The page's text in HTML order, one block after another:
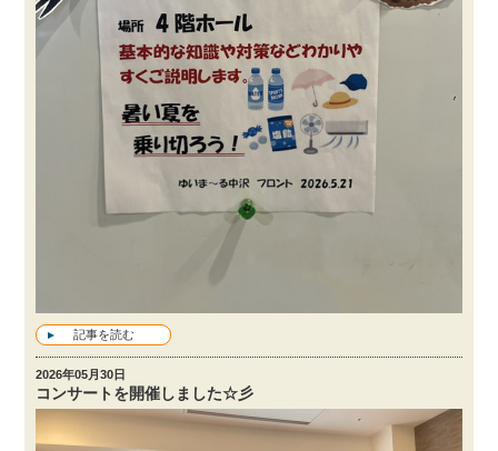
記事を読む
2026年05月30日
コンサートを開催しました☆彡